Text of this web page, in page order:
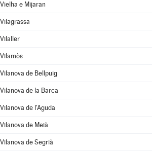
Vielha e Mijaran
Vilagrassa
Vilaller
Vilamòs
Vilanova de Bellpuig
Vilanova de la Barca
Vilanova de l'Aguda
Vilanova de Meià
Vilanova de Segrià